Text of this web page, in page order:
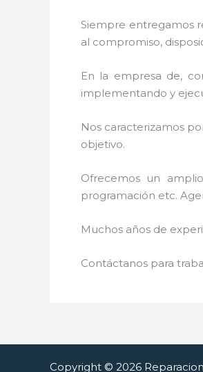
Siempre entregamos
al compromiso,
En la empresa de,
implementando y
Nos caracterizamos
objetivo.
Ofrecemos un
programación etc.
Muchos años de
Contáctanos para
Copyright © 2026